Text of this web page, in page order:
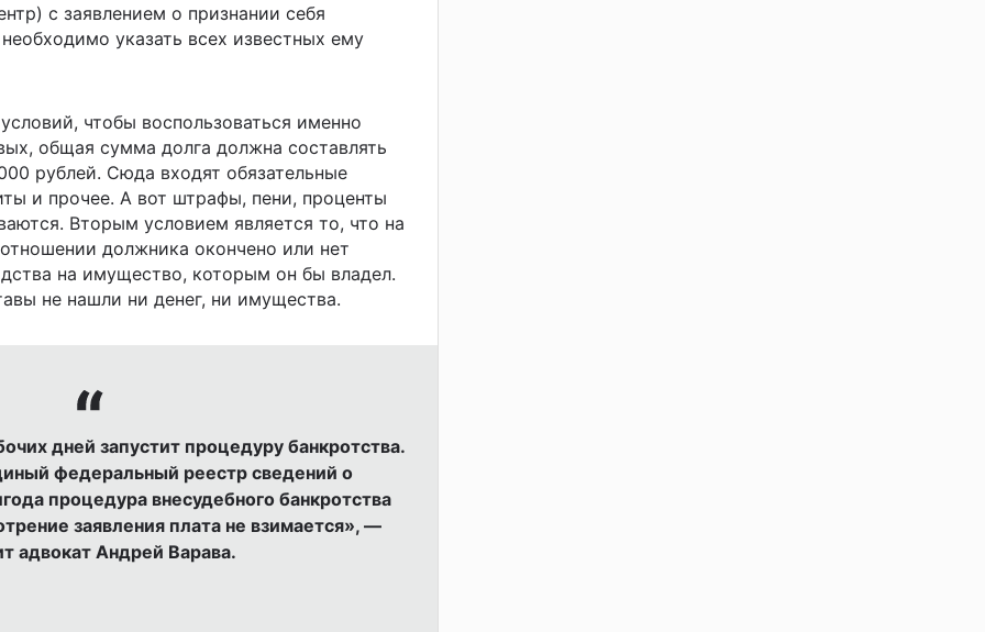
с заявлением о признании себя
указать всех известных ему
чтобы воспользоваться именно
общая сумма долга должна составлять
рублей. Сюда входят обязательные
и прочее. А вот штрафы, пени, проценты
Вторым условием является то, что на
должника окончено или нет
на имущество, которым он бы владел.
не нашли ни денег, ни имущества.
дней запустит процедуру банкротства.
федеральный реестр сведений о
процедура внесудебного банкротства
заявления плата не взимается», —
адвокат Андрей Варава.